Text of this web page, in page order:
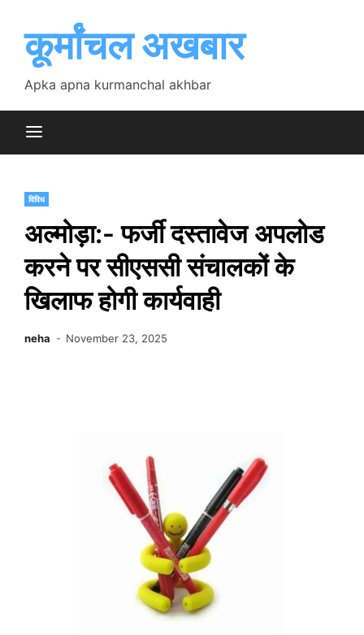
contentकूर्मांचल अखबार
Apka apna kurmanchal akhbar
विविध
अल्मोड़ा:- फर्जी दस्तावेज अपलोड
करने पर सीएससी संचालकों के
खिलाफ होगी कार्यवाही
neha November 23, 2025